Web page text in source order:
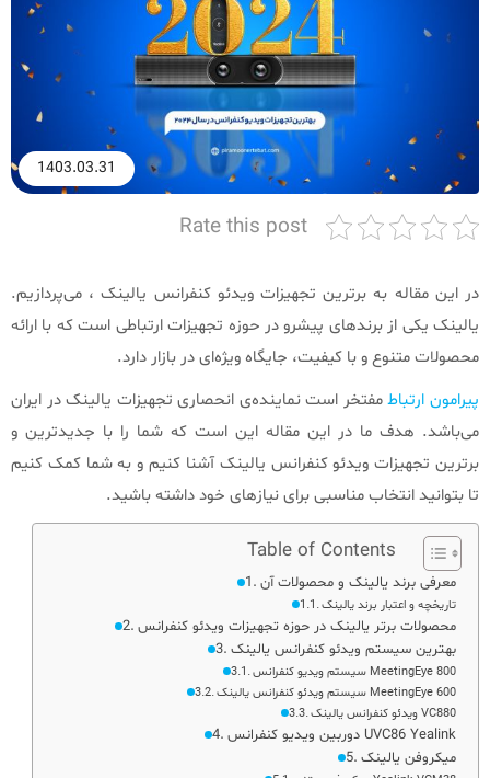
1403.03.31
Rate this post
در این مقاله به برترین تجهیزات ویدئو کنفرانس یالینک ، می‌پردازیم.
یالینک یکی از برندهای پیشرو در حوزه تجهیزات ارتباطی است که با ارائه
محصولات متنوع و با کیفیت، جایگاه ویژه‌ای در بازار دارد.
پیرامون ارتباطمفتخر است نماینده‌ی انحصاری تجهیزات یالینک در ایران
می‌باشد. هدف ما در این مقاله این است که شما را با جدیدترین و
برترین تجهیزات ویدئو کنفرانس یالینک آشنا کنیم و به شما کمک کنیم
تا بتوانید انتخاب مناسبی برای نیازهای خود داشته باشید.
Table of Contents
معرفی برند یالینک و محصولات آن
تاریخچه و اعتبار برند یالینک
محصولات برتر یالینک در حوزه تجهیزات ویدئو کنفرانس
بهترین سیستم ویدئو کنفرانس یالینک
سیستم ویدیو کنفرانس MeetingEye 800
سیستم ویدئو کنفرانس یالینک MeetingEye 600
ویدئو کنفرانس یالینک VC880
دوربین ویدیو کنفرانس UVC86 Yealink
میکروفن یالینک